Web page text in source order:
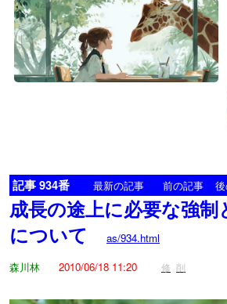
記事 934番 最新の記事 前の記事
成長の途上に必要な強
について
as/934.html
森川林
2010/06/18 11:20 修 削